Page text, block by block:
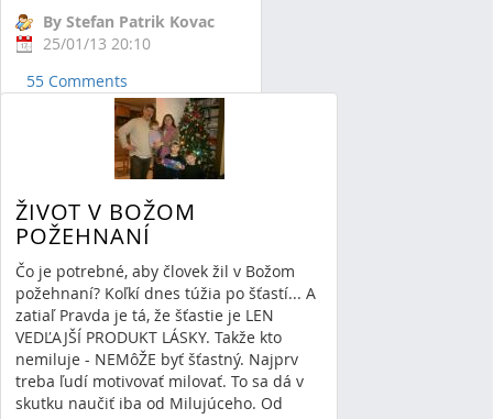
By Stefan Patrik Kovac
25/01/13 20:10
55 Comments
ŽIVOT V BOŽOM
POŽEHNANÍ
Čo je potrebné, aby človek žil v Božom
požehnaní? Koľkí dnes túžia po šťastí... A
zatiaľ Pravda je tá, že šťastie je LEN
VEDĽAJŠÍ PRODUKT LÁSKY. Takže kto
nemiluje - NEMôŽE byť šťastný. Najprv
treba ľudí motivovať milovať. To sa dá v
skutku naučiť iba od Milujúceho. Od